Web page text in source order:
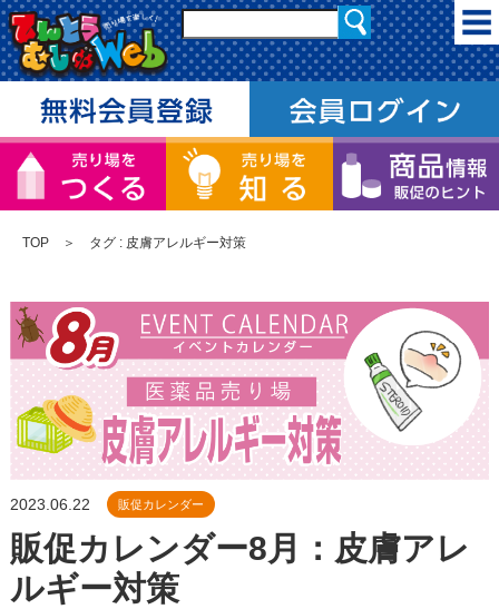
TOP ＞ タグ : 皮膚アレルギー対策
2023.06.22 販促カレンダー
販促カレンダー8月：皮膚アレ
ルギー対策